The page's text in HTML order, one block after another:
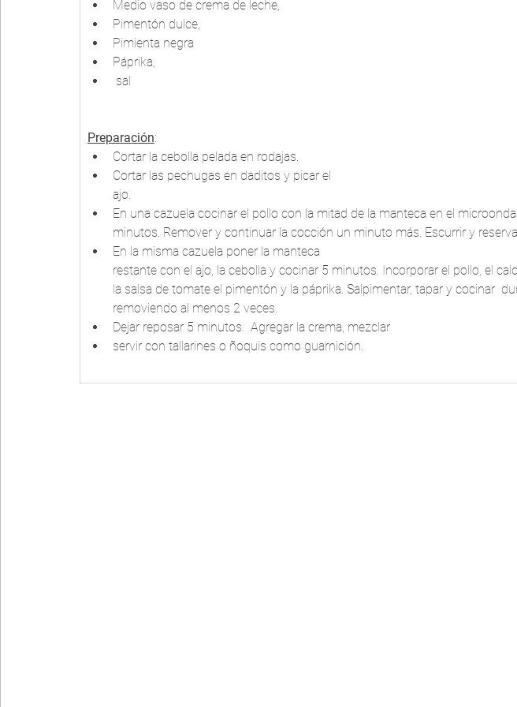
Medio vaso de crema de leche,
Pimentón dulce,
Pimienta negra
Páprika,
sal
Preparación:
Cortar la cebolla pelada en rodajas.
Cortar las pechugas en daditos y picar el
ajo.
En una cazuela cocinar el pollo con la mitad de la manteca en el
minutos. Remover y continuar la cocción un minuto más. Escurrir y
En la misma cazuela poner la manteca
restante con el ajo, la cebolla y cocinar 5 minutos. Incorporar el pollo, el
la salsa de tomate el pimentón y la páprika. Salpimentar, tapar y cocinar
removiendo al menos 2 veces.
Dejar reposar 5 minutos.  Agregar la crema, mezclar
servir con tallarines o ñoquis como guarnición.